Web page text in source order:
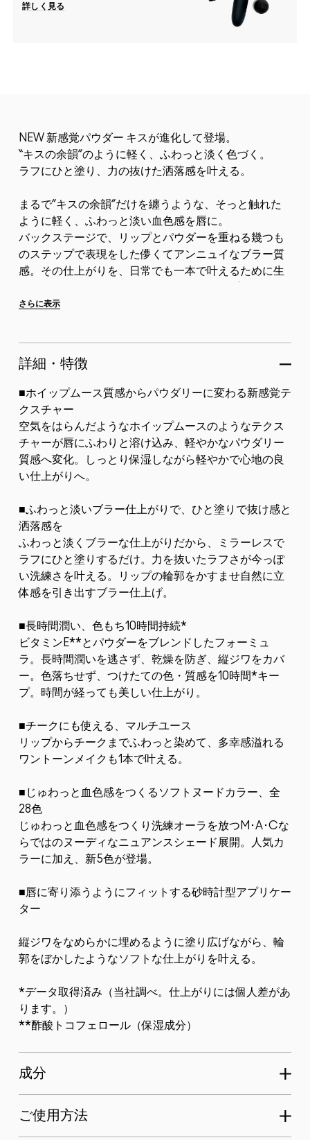
詳しく見る
NEW 新感覚パウダー キスが進化して登場。
“キスの余韻”のように軽く、ふわっと淡く色づく。
ラフにひと塗り、力の抜けた洒落感を叶える。
まるで”キスの余韻”だけを纏うような、そっと触れた
ように軽く、ふわっと淡い血色感を唇に。
バックステージで、リップとパウダーを重ねる幾つも
のステップで表現をした儚くてアンニュイなブラー質
感。その仕上がりを、日常でも一本で叶えるために生
ーの概念を超えた革新的...
さらに表示
詳細・特徴
■ホイップムース質感からパウダリーに変わる新感覚テ
クスチャー
空気をはらんだようなホイップムースのようなテクス
チャーが唇にふわりと溶け込み、軽やかなパウダリー
質感へ変化。しっとり保湿しながら軽やかで心地の良
い仕上がりへ。
■ふわっと淡いブラー仕上がりで、ひと塗りで抜け感と
洒落感を
ふわっと淡くブラーな仕上がりだから、ミラーレスで
ラフにひと塗りするだけ。力を抜いたラフさが今っぽ
い洗練さを叶える。リップの輪郭をかすませ自然に立
体感を引き出すブラー仕上げ。
■長時間潤い、色もち10時間持続*
ビタミンE**とパウダーをブレンドしたフォーミュ
ラ。長時間潤いを逃さず、乾燥を防ぎ、縦ジワをカバ
ー。色落ちせず、つけたての色・質感を10時間*キー
プ。時間が経っても美しい仕上がり。
■チークにも使える、マルチユース
リップからチークまでふわっと染めて、多幸感溢れる
ワントーンメイクも1本で叶える。
■じゅわっと血色感をつくるソフトヌードカラー、全
28色
じゅわっと血色感をつくり洗練オーラを放つM･A･Cな
らではのヌーディなニュアンスシェード展開。人気カ
ラーに加え、新5色が登場。
■唇に寄り添うようにフィットする砂時計型アプリケー
ター
縦ジワをなめらかに埋めるように塗り広げながら、輪
郭をぼかしたようなソフトな仕上がりを叶える。
*データ取得済み（当社調べ。仕上がりには個人差があ
ります。）
**酢酸トコフェロール（保湿成分）
成分
ご使用方法